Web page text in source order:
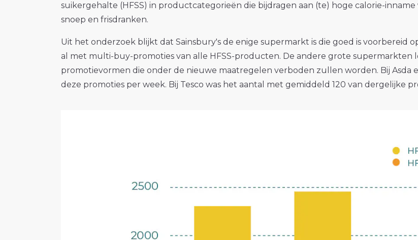
suikergehalte (HFSS) in productcategorieën die bijdragen aan (te) hoge calorie-
snoep en frisdranken.
Uit het onderzoek blijkt dat Sainsbury's de enige supermarkt is die goed is voorbereid
al met multi-buy-promoties van alle HFSS-producten. De andere grote supermarkten
promotievormen die onder de nieuwe maatregelen verboden zullen worden. Bij Asda
deze promoties per week. Bij Tesco was het aantal met gemiddeld 120 van dergelijke